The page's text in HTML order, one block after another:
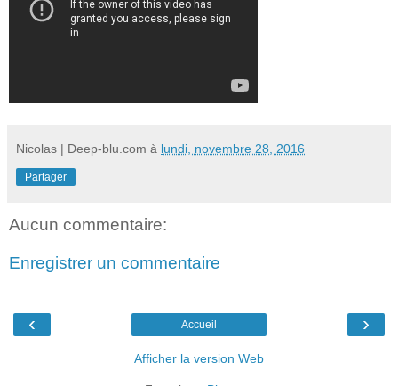
Nicolas | Deep-blu.com à lundi, novembre 28, 2016
Partager
Aucun commentaire:
Enregistrer un commentaire
‹ ›
Accueil
Afficher la version Web